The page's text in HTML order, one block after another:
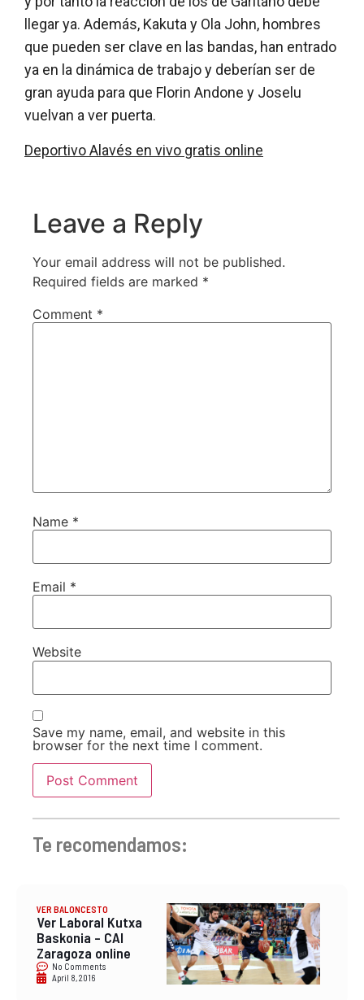
llegar ya. Además, Kakuta y Ola John, hombres
que pueden ser clave en las bandas, han entrado
ya en la dinámica de trabajo y deberían ser de
gran ayuda para que Florin Andone y Joselu
vuelvan a ver puerta.
Deportivo Alavés en vivo gratis online
Leave a Reply
Your email address will not be published.
Required fields are marked *
Comment *
Name *
Email *
Website
Save my name, email, and website in this
browser for the next time I comment.
Te recomendamos:
VER BALONCESTO
Ver Laboral Kutxa
Baskonia – CAI
Zaragoza online
No Comments
April 8, 2016